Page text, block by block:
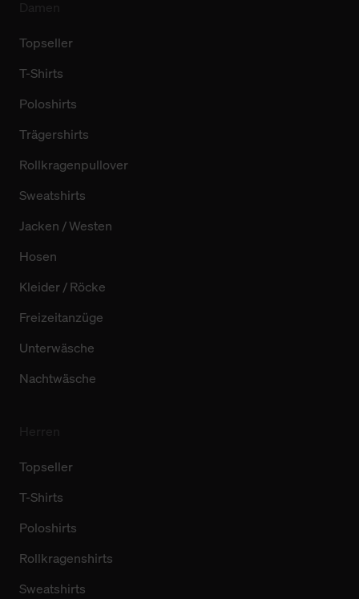
Topseller
T-Shirts
Poloshirts
Trägershirts
Rollkragenpullover
Sweatshirts
Jacken / Westen
Hosen
Kleider / Röcke
Freizeitanzüge
Unterwäsche
Nachtwäsche
Topseller
T-Shirts
Poloshirts
Rollkragenshirts
Sweatshirts